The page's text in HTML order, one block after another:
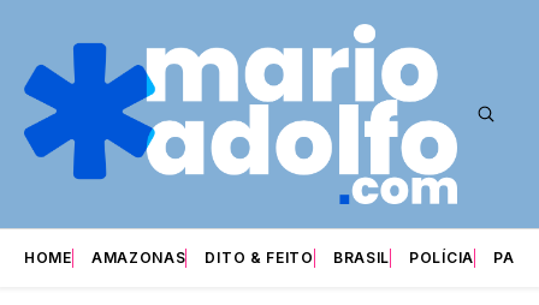
HOME AMAZONAS DITO & FEITO BRASIL POLÍCIA